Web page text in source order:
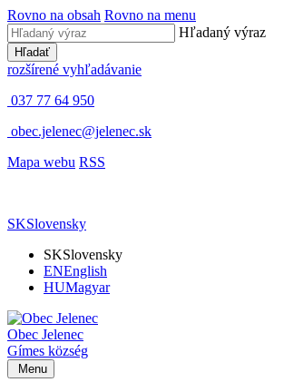
Rovno na obsah Rovno na menu
Hľadaný výraz
Hľadať
rozšírené vyhľadávanie
037 77 64 950
obec.jelenec@jelenec.sk
Mapa webu RSS
SKSlovensky
SKSlovensky
ENEnglish
HUMagyar
Obec Jelenec
Gímes község
Menu